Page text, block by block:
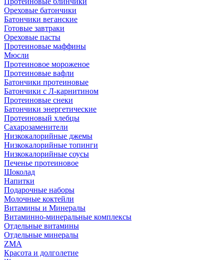
Ореховые батончики
Батончики веганские
Готовые завтраки
Ореховые пасты
Протеиновые маффины
Мюсли
Протеиновое мороженое
Протеиновые вафли
Батончики протеиновые
Батончики с Л-карнитином
Протеиновые снеки
Батончики энергетические
Протеиновый хлебцы
Сахарозаменители
Низкокалорийные джемы
Низкокалорийные топинги
Низкокалорийные соусы
Печенье протеиновое
Шоколад
Напитки
Подарочные наборы
Молочные коктейли
Витамины и Минералы
Витаминно-минеральные комплексы
Отдельные витамины
Отдельные минералы
ZMA
Красота и долголетие